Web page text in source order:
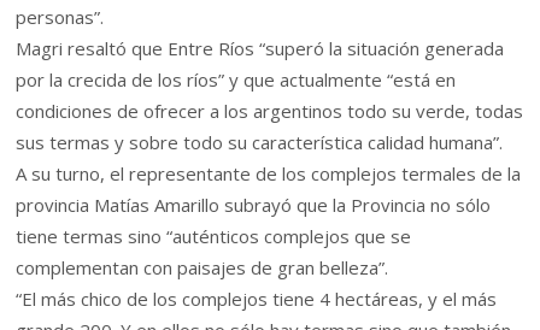
personas”.
Magri resaltó que Entre Ríos “superó la situación generada
por la crecida de los ríos” y que actualmente “está en
condiciones de ofrecer a los argentinos todo su verde, todas
sus termas y sobre todo su característica calidad humana”.
A su turno, el representante de los complejos termales de la
provincia Matías Amarillo subrayó que la Provincia no sólo
tiene termas sino “auténticos complejos que se
complementan con paisajes de gran belleza”.
“El más chico de los complejos tiene 4 hectáreas, y el más